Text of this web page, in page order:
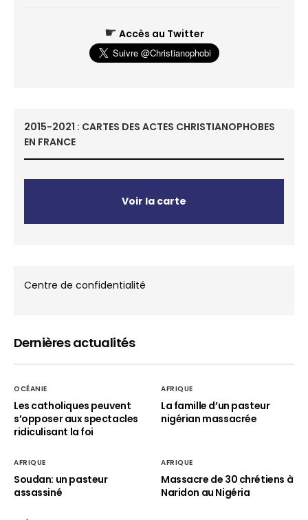
☛ Accès au Twitter
2015-2021 : CARTES DES ACTES CHRISTIANOPHOBES
EN FRANCE
Voir la carte
Centre de confidentialité
Dernières actualités
OCÉANIE
Les catholiques peuvent
s’opposer aux spectacles
ridiculisant la foi
AFRIQUE
La famille d’un pasteur
nigérian massacrée
AFRIQUE
Soudan: un pasteur
assassiné
AFRIQUE
Massacre de 30 chrétiens à
Naridon au Nigéria